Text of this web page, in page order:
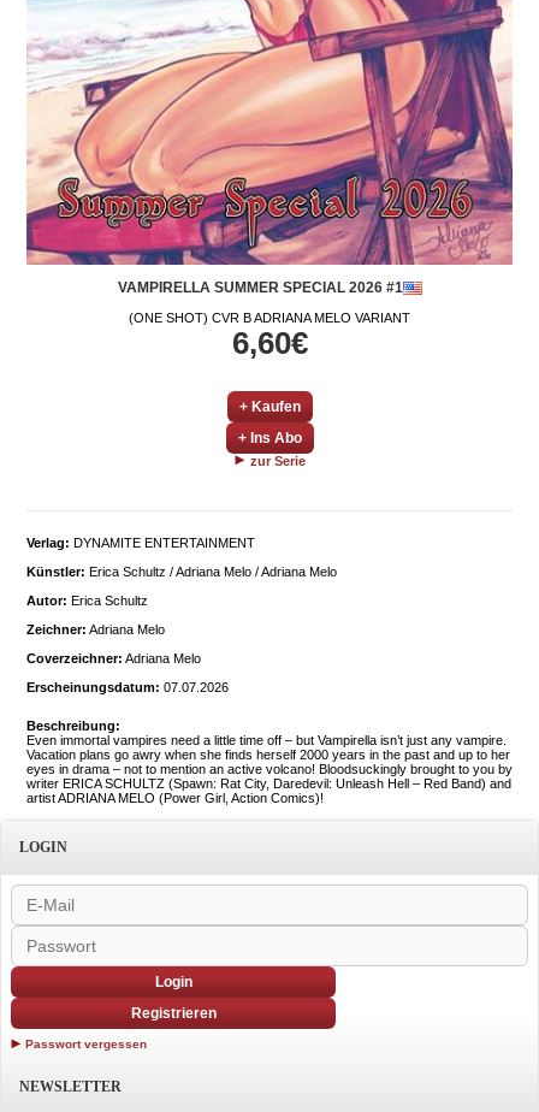
VAMPIRELLA SUMMER SPECIAL 2026 #1
(ONE SHOT) CVR B ADRIANA MELO VARIANT
6,60€
+ Kaufen
+ Ins Abo
zur Serie
Verlag: DYNAMITE ENTERTAINMENT
Künstler: Erica Schultz / Adriana Melo / Adriana Melo
Autor: Erica Schultz
Zeichner: Adriana Melo
Coverzeichner: Adriana Melo
Erscheinungsdatum: 07.07.2026
Beschreibung:
Even immortal vampires need a little time off – but Vampirella isn’t just any vampire.
Vacation plans go awry when she finds herself 2000 years in the past and up to her
eyes in drama – not to mention an active volcano! Bloodsuckingly brought to you by
writer ERICA SCHULTZ (Spawn: Rat City, Daredevil: Unleash Hell – Red Band) and
artist ADRIANA MELO (Power Girl, Action Comics)!
LOGIN
Login
Registrieren
Passwort vergessen
NEWSLETTER